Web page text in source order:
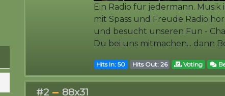
Ein Radio für jedermann.
mit Spass und Freude Radio
und besucht unseren Fun -
Du bei uns mitmachen... dann
Hits In: 50 Hits Out: 26 Voting
#2 88x31